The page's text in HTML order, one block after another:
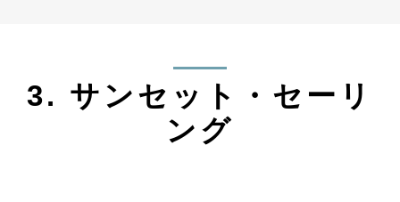
3. サンセット・セーリ
ング